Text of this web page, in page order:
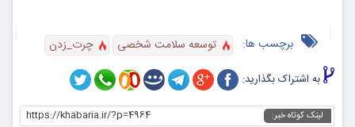
برچسب ها: توسعه سلامت شخصی چرت_زدن
به اشتراک بگذارید:
لینک کوتاه خبر: https://khabaria.ir/?p=4964